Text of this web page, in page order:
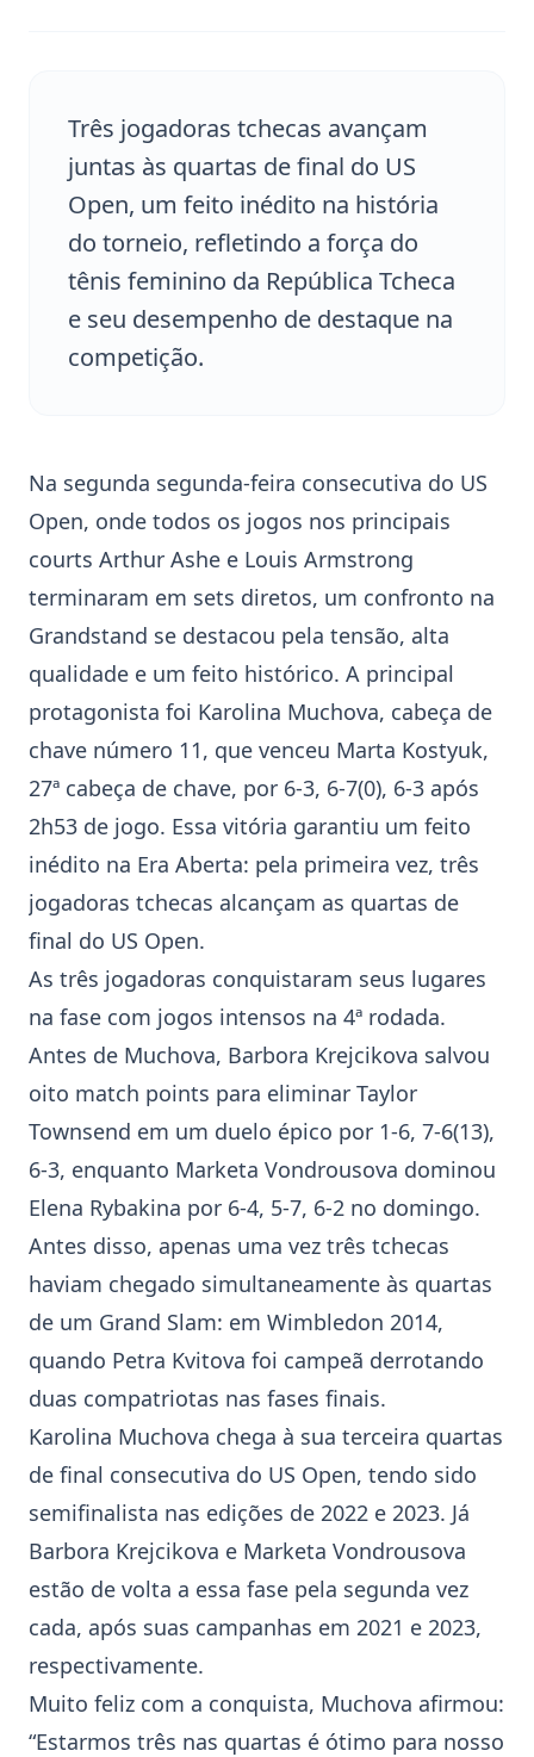
Três jogadoras tchecas avançam
juntas às quartas de final do US
Open, um feito inédito na história
do torneio, refletindo a força do
tênis feminino da República Tcheca
e seu desempenho de destaque na
competição.
Na segunda segunda-feira consecutiva do US
Open, onde todos os jogos nos principais
courts Arthur Ashe e Louis Armstrong
terminaram em sets diretos, um confronto na
Grandstand se destacou pela tensão, alta
qualidade e um feito histórico. A principal
protagonista foi Karolina Muchova, cabeça de
chave número 11, que venceu Marta Kostyuk,
27ª cabeça de chave, por 6-3, 6-7(0), 6-3 após
2h53 de jogo. Essa vitória garantiu um feito
inédito na Era Aberta: pela primeira vez, três
jogadoras tchecas alcançam as quartas de
final do US Open.
As três jogadoras conquistaram seus lugares
na fase com jogos intensos na 4ª rodada.
Antes de Muchova, Barbora Krejcikova salvou
oito match points para eliminar Taylor
Townsend em um duelo épico por 1-6, 7-6(13),
6-3, enquanto Marketa Vondrousova dominou
Elena Rybakina por 6-4, 5-7, 6-2 no domingo.
Antes disso, apenas uma vez três tchecas
haviam chegado simultaneamente às quartas
de um Grand Slam: em Wimbledon 2014,
quando Petra Kvitova foi campeã derrotando
duas compatriotas nas fases finais.
Karolina Muchova chega à sua terceira quartas
de final consecutiva do US Open, tendo sido
semifinalista nas edições de 2022 e 2023. Já
Barbora Krejcikova e Marketa Vondrousova
estão de volta a essa fase pela segunda vez
cada, após suas campanhas em 2021 e 2023,
respectivamente.
Muito feliz com a conquista, Muchova afirmou:
“Estarmos três nas quartas é ótimo para nosso